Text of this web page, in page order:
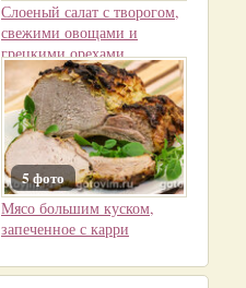
Слоеный салат с творогом,
свежими овощами и
грецкими орехами
5 фото
Мясо большим куском,
запеченное с карри